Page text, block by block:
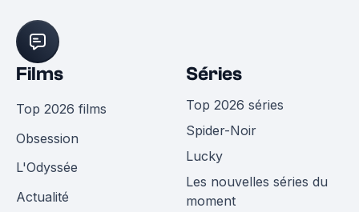
Films
Top 2026 films
Obsession
L'Odyssée
Actualité
Séries
Top 2026 séries
Spider-Noir
Lucky
Les nouvelles séries du
moment